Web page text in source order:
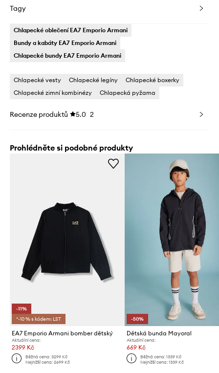
Tagy
Chlapecké oblečení EA7 Emporio Armani
Bundy a kabáty EA7 Emporio Armani
Chlapecké bundy EA7 Emporio Armani
Chlapecké vesty Chlapecké legíny
Chlapecké boxerky
Chlapecké zimní kombinézy
Chlapecká pyžama
Recenze produktů 5.0 2
Prohlédněte si podobné produkty
-11%
*-10 % s kódem: LST
EA7 Emporio Armani bomber dětský
Aktuální cena:
2399 Kč
Běžná cena:3299 Kč
Nejnižší cena:2699 Kč
-50%
Dětská bunda Mayoral
Aktuální cena:
669 Kč
Běžná cena: 1339 Kč
Nejnižší cena: 1339 Kč